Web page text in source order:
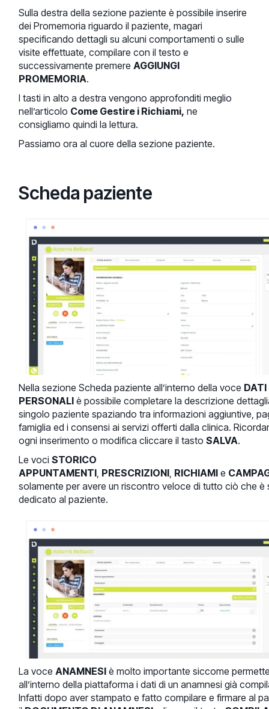
Sulla destra della sezione paziente è possibile inserire
dei Promemoria riguardo il paziente, magari
specificando dettagli su alcuni comportamenti o sulle
visite effettuate, compilare con il testo e
successivamente premere AGGIUNGI
PROMEMORIA.
I tasti in alto a destra vengono approfonditi meglio
nell’articolo Come Gestire i Richiami, ne
consigliamo quindi la lettura.
Passiamo ora al cuore della sezione paziente.
Scheda paziente
Nella sezione Scheda paziente all’interno della voce DATI
PERSONALI è possibile completare la descrizione
singolo paziente spaziando tra informazioni aggiuntive,
famiglia ed i consensi ai servizi offerti dalla clinica.
ogni inserimento o modifica cliccare il tastoSALVA.
Le vociSTORICO
APPUNTAMENTI PRESCRIZIONI RICHIAMI e
solamente per avere un riscontro veloce di tutto ciò che è
dedicato al paziente.
La voceANAMNESI è molto importante siccome
all’interno della piattaforma i dati di un anamnesi già
Infatti dopo aver stampato e fatto compilare e firmare al